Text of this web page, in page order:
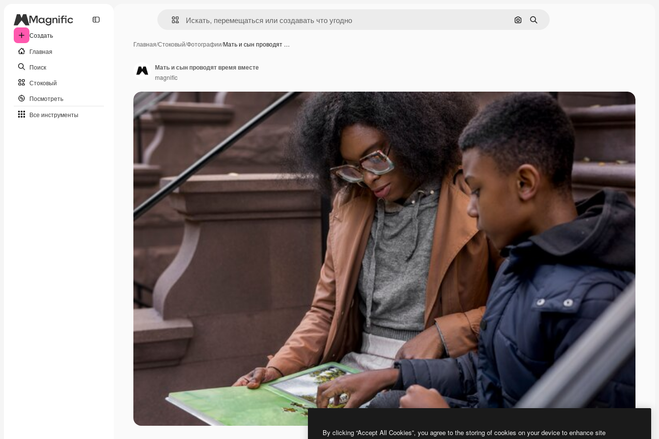
Создать
Главная
Поиск
Стоковый
Посмотреть
Все инструменты
Поиск по изображению
Поиск
Главная/Стоковый/Фотографии/Мать и сын проводят …
Мать и сын проводят время вместе
magnific
By clicking “Accept All Cookies”, you agree to the storing of cookies on your device to enhance site